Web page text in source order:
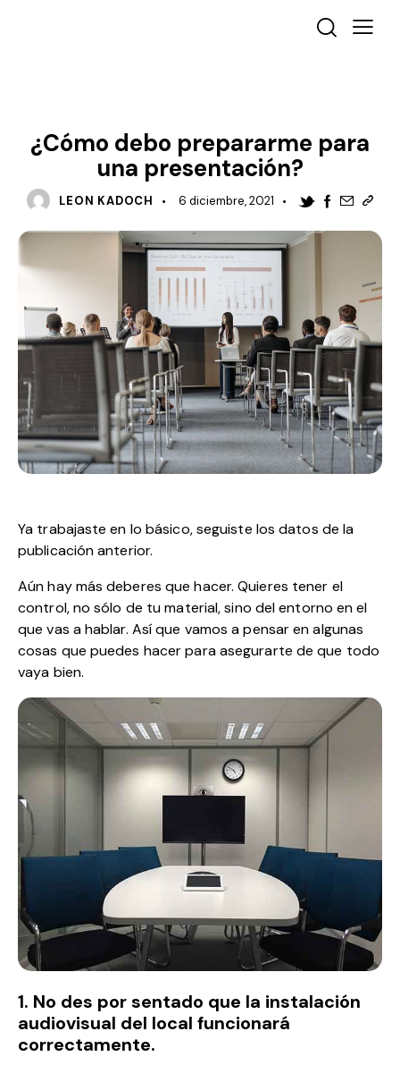
¿Cómo debo prepararme para
una presentación?
LEON KADOCH 6 diciembre, 2021
Ya trabajaste en lo básico, seguiste los datos de la
publicación anterior.
Aún hay más deberes que hacer. Quieres tener el
control, no sólo de tu material, sino del entorno en el
que vas a hablar. Así que vamos a pensar en algunas
cosas que puedes hacer para asegurarte de que todo
vaya bien.
1. No des por sentado que la instalación
audiovisual del local funcionará
correctamente.